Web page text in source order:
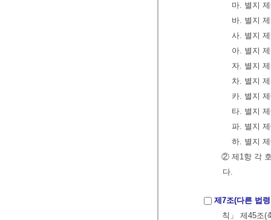
마. 별지
바. 별지
사. 별지
아. 별지
자. 별지
차. 별지
카. 별지
타. 별지
파. 별지
하. 별지
② 제1항 각
다.
제7조(다른 법
칙」 제45조(